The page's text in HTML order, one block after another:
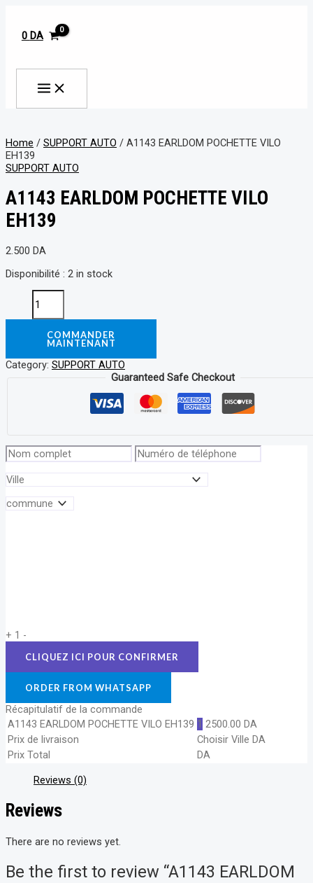
contenu
0 DA
Home / SUPPORT AUTO / A1143 EARLDOM POCHETTE VILO
EH139
SUPPORT AUTO
A1143 EARLDOM POCHETTE VILO
EH139
2.500 DA
Disponibilité : 2 in stock
POCHETTE
VILO
quantity
COMMANDER
MAINTENANT
Category: SUPPORT AUTO
Guaranteed Safe Checkout
+ 1 -
ORDER FROM WHATSAPP
Récapitulatif de la commande
A1143 EARLDOM POCHETTE VILO EH139 1 2500.00 DA
Prix de livraison
Choisir Ville DA
Prix Total
DA
Reviews (0)
Reviews
There are no reviews yet.
Be the first to review “A1143 EARLDOM